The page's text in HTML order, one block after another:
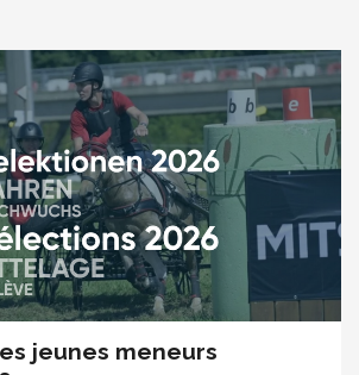
jeunes meneurs